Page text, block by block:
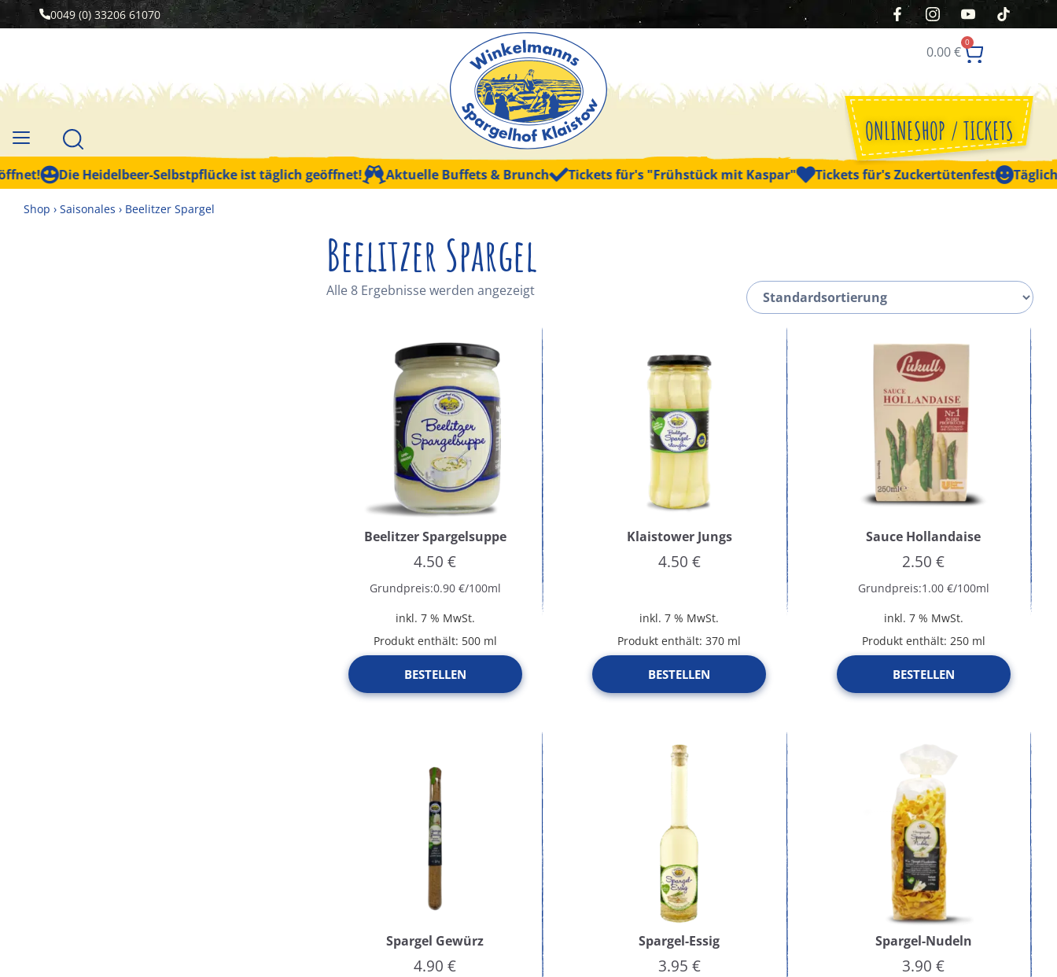
0049 (0) 33206 61070
0.00€
0
ONLINESHOP / TICKETS
Die Heidelbeer-Selbstpflücke ist täglich geöffnet! Aktuelle Buffets & Brunch Tickets für's "Frühstück mit Kaspar" Tickets für's Zuckertütenfest Täglich
Shop › Saisonales › Beelitzer Spargel
Beelitzer Spargel
Alle 8 Ergebnisse werden angezeigt
Beelitzer Spargelsuppe
4.50€
Grundpreis:0.90 €/100ml
inkl. 7 % MwSt.
Produkt enthält: 500 ml
BESTELLEN
Klaistower Jungs
4.50 €
inkl. 7 % MwSt.
Produkt enthält: 370 ml
BESTELLEN
Sauce Hollandaise
2.50€
Grundpreis:1.00 €/100ml
inkl. 7 % MwSt.
Produkt enthält: 250 ml
BESTELLEN
Spargel Gewürz
4.90€
Spargel-Essig
3.95 €
Spargel-Nudeln
3.90€